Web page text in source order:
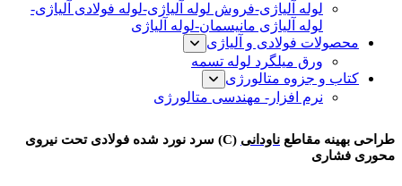
لوله آلیاژی-فروش لوله آلیاژی-لوله فولادی آلیاژی-
لوله آلیاژی مانیسمان-لوله آلیاژی
محصولات فولادی و آلیاژی
ورق میلگرد لوله تسمه
کتاب و جزوه متالورژی
نرم افزار- مهندسی متالورژی
طراحی بهینه مقاطع ناودانی
(C) سرد نورد شده فولادی تحت نیروی
محوری فشاری